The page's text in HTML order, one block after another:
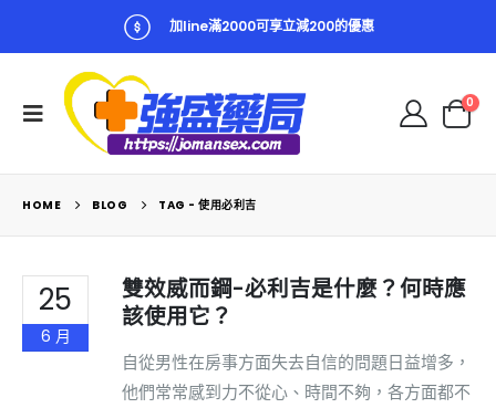
加line滿2000可享立減200的優惠
0
HOME BLOG TAG - 使用必利吉
25
6 月
雙效威而鋼-必利吉是什麼？何時應
該使用它？
自從男性在房事方面失去自信的問題日益增多，
他們常常感到力不從心、時間不夠，各方面都不